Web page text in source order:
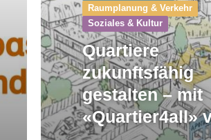
Raumplanung & Verkehr
Soziales & Kultur
Quartiere
zukunftsfähig
gestalten – mit
«Quartier4all»